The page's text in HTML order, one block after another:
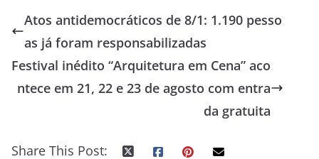
Atos antidemocráticos de 8/1: 1.190 pesso
as já foram responsabilizadas
Festival inédito “Arquitetura em Cena” aco
ntece em 21, 22 e 23 de agosto com entra
da gratuita
Share This Post: